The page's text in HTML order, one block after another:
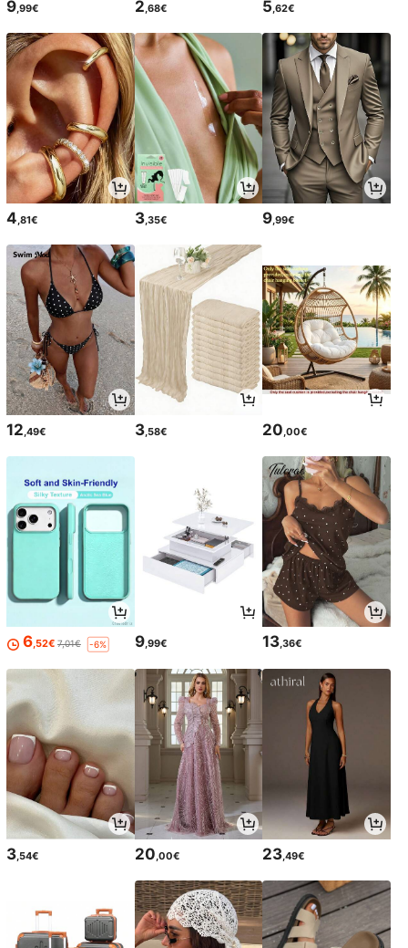
9 ,99€ 2 ,68€ 5 ,62€
4,81€ 3,35€ 9,99€
12,49€ 3,58€ 20,00€
6,52€ 7,01€ -6% 9,99€ 13,36€
3 ,54€ 20 ,00€ 23 ,49€